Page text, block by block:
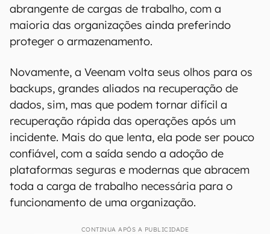
abrangente de cargas de trabalho, com a
maioria das organizações ainda preferindo
proteger o armazenamento.
Novamente, a Veenam volta seus olhos para os
backups, grandes aliados na recuperação de
dados, sim, mas que podem tornar difícil a
recuperação rápida das operações após um
incidente. Mais do que lenta, ela pode ser pouco
confiável, com a saída sendo a adoção de
plataformas seguras e modernas que abracem
toda a carga de trabalho necessária para o
funcionamento de uma organização.
CONTINUA APÓS A PUBLICIDADE